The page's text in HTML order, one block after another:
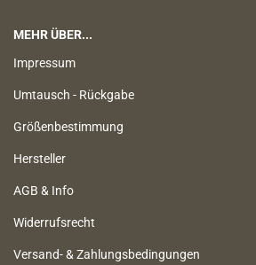
MEHR ÜBER...
Impressum
Umtausch - Rückgabe
Größenbestimmung
Hersteller
AGB & Info
Widerrufsrecht
Versand- & Zahlungsbedingungen